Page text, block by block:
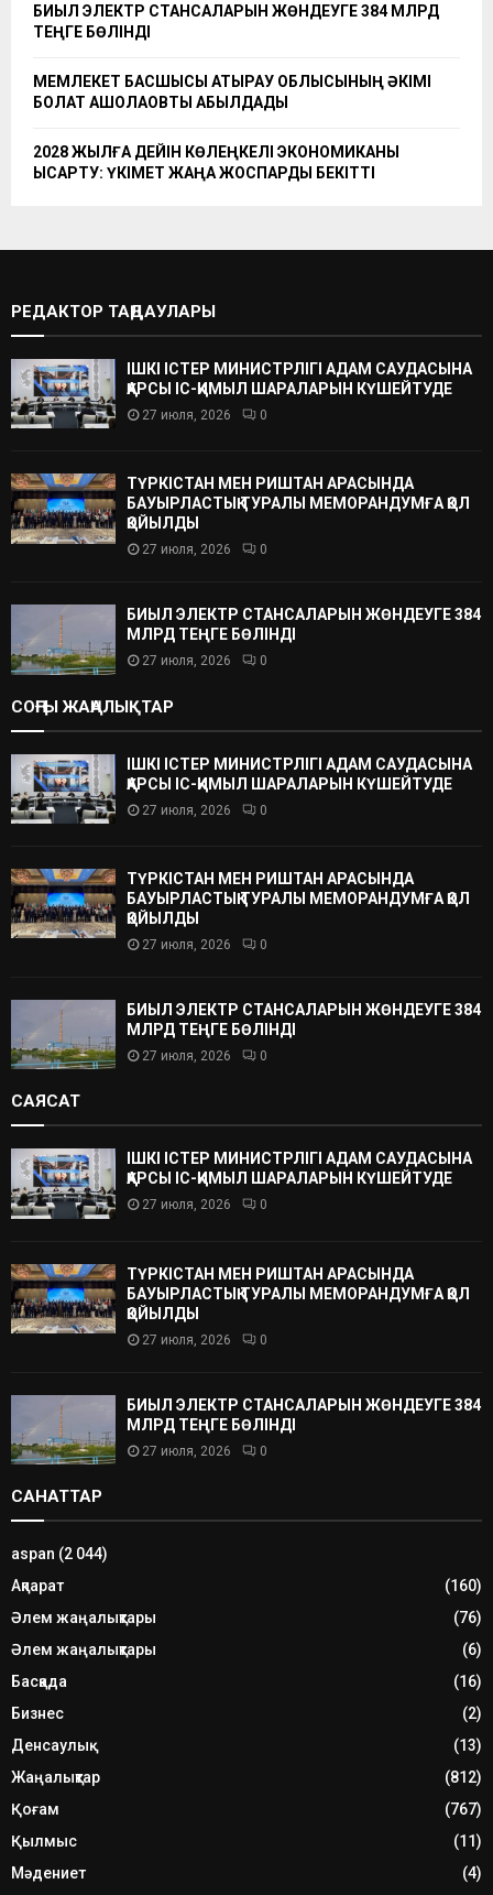
БИЫЛ ЭЛЕКТР СТАНСАЛАРЫН ЖӨНДЕУГЕ 384 МЛРД
ТЕҢГЕ БӨЛІНДІ
МЕМЛЕКЕТ БАСШЫСЫ АТЫРАУ ОБЛЫСЫНЫҢ ӘКІМІ
БОЛАТ АҚШОЛАҚОВТЫ ҚАБЫЛДАДЫ
2028 ЖЫЛҒА ДЕЙІН КӨЛЕҢКЕЛІ ЭКОНОМИКАНЫ
ҚЫСҚАРТУ: ҮКІМЕТ ЖАҢА ЖОСПАРДЫ БЕКІТТІ
РЕДАКТОР ТАҢДАУЛАРЫ
ІШКІ ІСТЕР МИНИСТРЛІГІ АДАМ САУДАСЫНА
ҚАРСЫ ІС-ҚИМЫЛ ШАРАЛАРЫН КҮШЕЙТУДЕ
27 июля, 2026 0
ТҮРКІСТАН МЕН РИШТАН АРАСЫНДА
БАУЫРЛАСТЫҚ ТУРАЛЫ МЕМОРАНДУМҒА ҚОЛ
ҚОЙЫЛДЫ
27 июля, 2026 0
БИЫЛ ЭЛЕКТР СТАНСАЛАРЫН ЖӨНДЕУГЕ 384
МЛРД ТЕҢГЕ БӨЛІНДІ
27 июля, 2026 0
СОҢҒЫ ЖАҢАЛЫҚТАР
ІШКІ ІСТЕР МИНИСТРЛІГІ АДАМ САУДАСЫНА
ҚАРСЫ ІС-ҚИМЫЛ ШАРАЛАРЫН КҮШЕЙТУДЕ
27 июля, 2026 0
ТҮРКІСТАН МЕН РИШТАН АРАСЫНДА
БАУЫРЛАСТЫҚ ТУРАЛЫ МЕМОРАНДУМҒА ҚОЛ
ҚОЙЫЛДЫ
27 июля, 2026 0
БИЫЛ ЭЛЕКТР СТАНСАЛАРЫН ЖӨНДЕУГЕ 384
МЛРД ТЕҢГЕ БӨЛІНДІ
27 июля, 2026 0
САЯСАТ
ІШКІ ІСТЕР МИНИСТРЛІГІ АДАМ САУДАСЫНА
ҚАРСЫ ІС-ҚИМЫЛ ШАРАЛАРЫН КҮШЕЙТУДЕ
27 июля, 2026 0
ТҮРКІСТАН МЕН РИШТАН АРАСЫНДА
БАУЫРЛАСТЫҚ ТУРАЛЫ МЕМОРАНДУМҒА ҚОЛ
ҚОЙЫЛДЫ
27 июля, 2026 0
БИЫЛ ЭЛЕКТР СТАНСАЛАРЫН ЖӨНДЕУГЕ 384
МЛРД ТЕҢГЕ БӨЛІНДІ
27 июля, 2026 0
САНАТТАР
aspan (2 044)
Ақпарат
(160)
Әлем жаңалықтары
(76)
Әлем жаңалықтары
(6)
Басқада
(16)
Бизнес
(2)
Денсаулық
(13)
Жаңалықтар
(812)
Қоғам
(767)
Қылмыс
(11)
Мәдениет
(4)